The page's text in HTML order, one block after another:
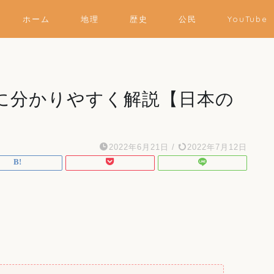
ホーム 地理 歴史 公民 YouTube
分かりやすく解説【日本の
2022年6月21日 / 2022年7月12日